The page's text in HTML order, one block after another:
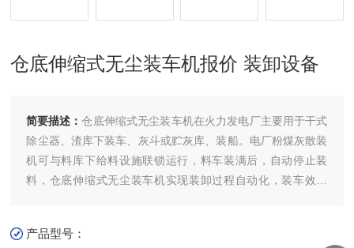
仓底伸缩式无尘装车机报价 装卸设备
简要描述：仓底伸缩式无尘装车机在火力发电厂主要用于干式
除尘器、渣库下装车、灰斗或贮灰库、装船。电厂粉煤灰散装
机可与料库下给料设施联锁运行，料车装满后，自动停止装
料，仓底伸缩式无尘装车机实现装卸过程自动化，装车效率
品。仓底伸缩式无尘装车机报价
产品型号：